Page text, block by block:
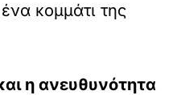
κομμάτι της
η ανευθυνότητα